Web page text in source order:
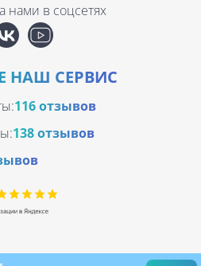
нами в соцсетях
НАШ СЕРВИС
116 отзывов
138 отзывов